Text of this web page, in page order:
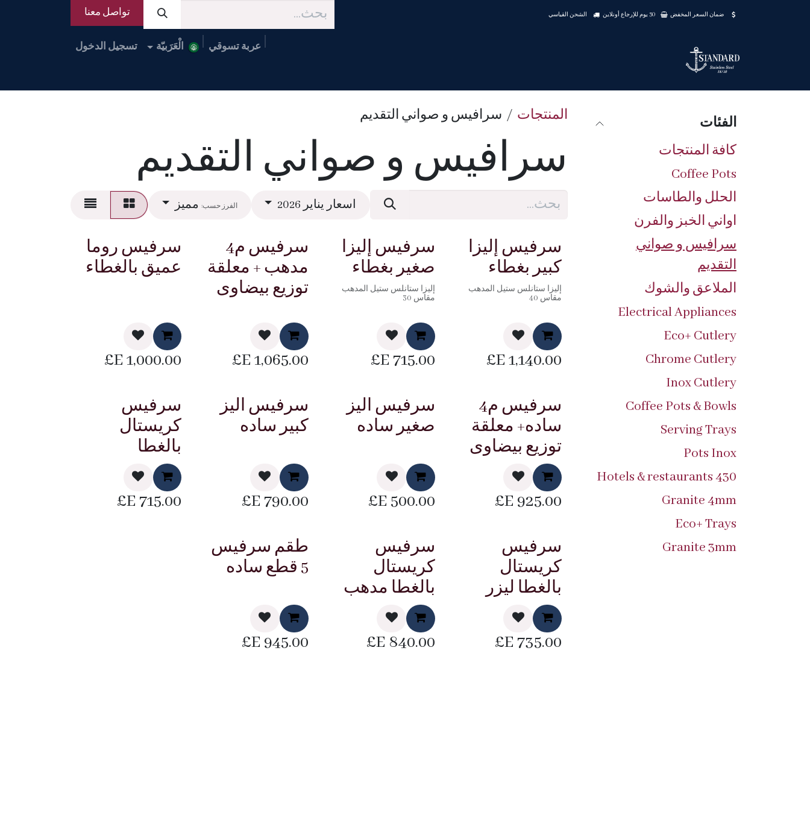
تخطي للذهاب إلى المحتوى
ضمان السعر المخفض 30 يوم للإرجاع أونلاين الشحن القياسي تواصل معنا
عربة تسوقي الْعَرَبيّة تسجيل الدخول
الفئات
كافة المنتجات
Coffee Pots
الحلل والطاسات
اواني الخبز والفرن
سرافيس و صواني
التقديم
الملاعق والشوك
Electrical Appliances
Eco+ Cutlery
Chrome Cutlery
Inox Cutlery
Coffee Pots & Bowls
Serving Trays
Pots Inox
430 Hotels & restaurants
Granite 4mm
Eco+ Trays
Granite 3mm
المنتجات سرافيس و صواني التقديم
سرافيس و صواني التقديم
اسعار يناير 2026 الفرز حسب: مميز
سرفيس إليزا
كبير بغطاء
إليزا ستانلس ستيل المدهب
مقاس 40
1,140.00
سرفيس إليزا
صغير بغطاء
إليزا ستانلس ستيل المدهب
مقاس 30
715.00
سرفيس م4
مدهب + معلقة
توزيع بيضاوى
1,065.00
سرفيس روما
عميق بالغطاء
1,000.00
E£
سرفيس م4
ساده+ معلقة
توزيع بيضاوى
925.00
سرفيس اليز
صغير ساده
500.00
سرفيس اليز
كبير ساده
790.00
سرفيس
كريستال
بالغطا
715.00
سرفيس
كريستال
بالغطا ليزر
735.00
سرفيس
كريستال
بالغطا مدهب
840.00
طقم سرفيس
5 قطع ساده
945.00